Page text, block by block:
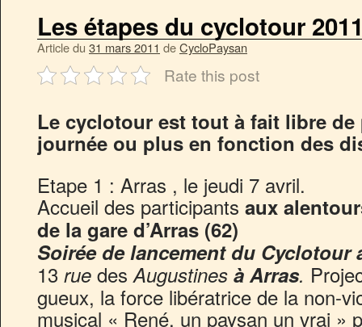
Les étapes du cyclotour
Article du 31 mars 2011 deCycloPaysan
Rate this post
Le cyclotour est tout à fait libre
journée ou plus en fonction des
Etape 1 : Arras , le jeudi 7 avril.
Accueil des participants aux
de la gare d’Arras (62)
Soirée de lancement du Cyclotour
13 rue desAugustines à Arras.
gueux, la force libératrice de la non-
musical « René, un paysan un vrai »